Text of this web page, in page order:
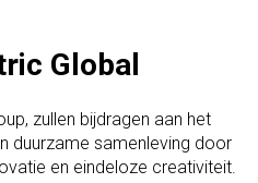
Global
zullen bijdragen aan het
duurzame samenleving door
en eindeloze creativiteit.